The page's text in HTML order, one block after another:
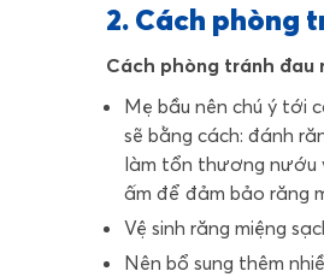
2. Cách phòng
Cách phòng tránh đau
Mẹ bầu nên chú ý tới
sẽ bằng cách: đánh
làm tổn thương nướu
ấm để đảm bảo răng
Vệ sinh răng miệng
Nên bổ sung thêm